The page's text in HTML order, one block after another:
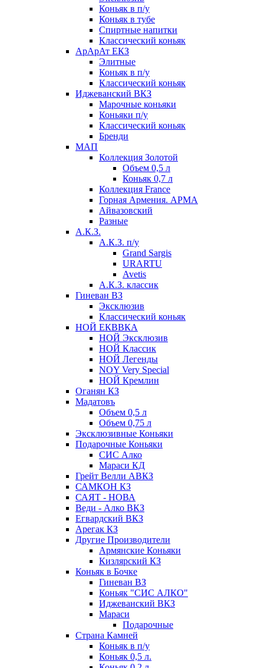
Коньяк в п/у
Коньяк в тубе
Спиртные напитки
Классический коньяк
АрАрАт ЕКЗ
Элитные
Коньяк в п/у
Классический коньяк
Иджеванский ВКЗ
Марочные коньяки
Коньяки п/у
Классический коньяк
Бренди
МАП
Коллекция Золотой
Объем 0,5 л
Коньяк 0,7 л
Коллекция France
Горная Армения. АРМА
Айвазовский
Разные
А.К.З.
А.К.З. п/у
Grand Sargis
URARTU
Avetis
А.К.З. классик
Гиневан ВЗ
Эксклюзив
Классический коньяк
НОЙ ЕКВВКА
НОЙ Эксклюзив
НОЙ Классик
НОЙ Легенды
NOY Very Speсial
НОЙ Кремлин
Оганян КЗ
Мадатовъ
Объем 0,5 л
Объем 0,75 л
Эксклюзивные Коньяки
Подарочные Коньяки
СИС Алко
Мараси КД
Грейт Велли АВКЗ
САМКОН КЗ
САЯТ - НОВА
Веди - Алко ВКЗ
Егвардский ВКЗ
Арегак КЗ
Другие Производители
Армянские Коньяки
Кизлярский КЗ
Коньяк в Бочке
Гиневан ВЗ
Коньяк "СИС АЛКО"
Иджеванский ВКЗ
Мараси
Подарочные
Страна Камней
Коньяк в п/у
Коньяк 0,5 л.